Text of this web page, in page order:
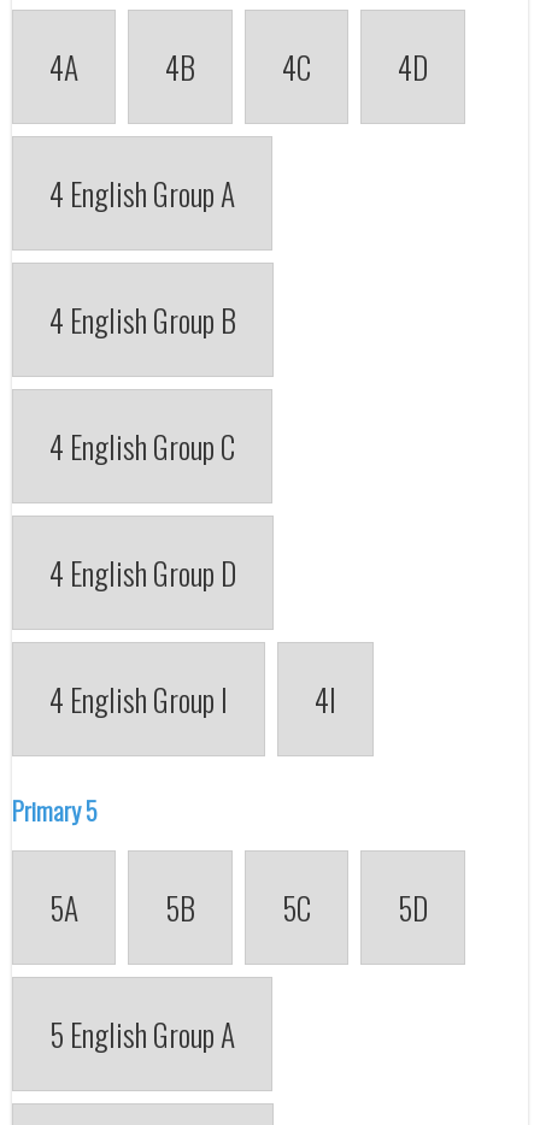
4A 4B 4C 4D
4 English Group A
4 English Group B
4 English Group C
4 English Group D
4 English Group I 4I
Primary 5
5A 5B 5C 5D
5 English Group A